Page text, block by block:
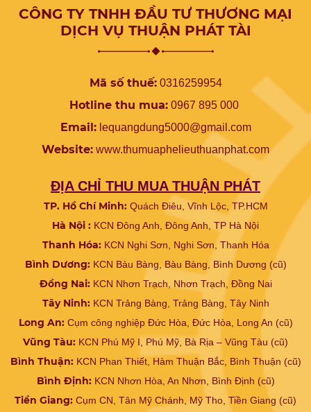
CÔNG TY TNHH ĐẦU TƯ THƯƠNG MẠI
DỊCH VỤ THUẬN PHÁT TÀI
Mã số thuế:0316259954
Hotline thu mua: 0967 895 000
Email:lequangdung5000@gmail.com
Website: www.thumuaphelieuthuanphat.com
ĐỊA CHỈ THU MUA THUẬN PHÁT
TP. Hồ Chí Minh:Quách Điêu, Vĩnh Lộc, TP.HCM
Hà Nội : KCN Đông Anh, Đông Anh, TP Hà Nội
Thanh Hóa:KCN Nghi Sơn, Nghi Sơn, Thanh Hóa
Bình Dương:KCN Bàu Bàng, Bàu Bàng, Bình Dương (cũ)
Đồng Nai: KCN Nhơn Trạch, Nhơn Trạch, Đồng Nai
Tây Ninh: KCN Trảng Bàng, Trảng Bàng, Tây Ninh
Long An: Cụm công nghiệp Đức Hòa, Đức Hòa, Long An (cũ)
Vũng Tàu: KCN Phú Mỹ I, Phú Mỹ, Bà Rịa – Vũng Tàu (cũ)
Bình Thuận:KCN Phan Thiết, Hàm Thuận Bắc, Bình Thuận (cũ)
Bình Định: KCN Nhơn Hòa, An Nhơn, Bình Định (cũ)
Tiền Giang: Cụm CN, Tân Mỹ Chánh, Mỹ Tho, Tiền Giang (cũ)